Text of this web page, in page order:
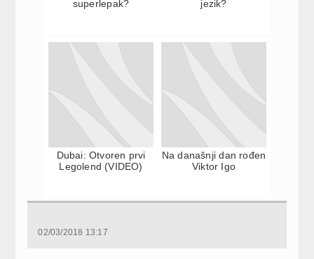
superlepak?
jezik?
Dubai: Otvoren prvi
Legolend (VIDEO)
Na današnji dan rođen
Viktor Igo
02/03/2018 13:17